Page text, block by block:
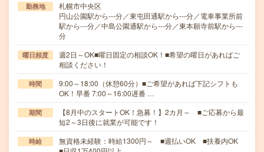
勤務地
札幌市中央区
円山公園駅から---分／東屯田通駅から---分／電車事業所前
駅から---分／中島公園通駅から---分／東本願寺前駅から---
分
曜日頻度
週2日～OK■曜日固定の相談OK！■希望の曜日があればご
相談ください！
時間
9:00～18:00（休憩60分）■ご希望があれば下記シフトも
OK！早番 7:00～16:00遅番 …
期間
【8月中のスタートOK！急募！】2カ月～ ■ご応募から最
短2～3日後に就業が可能です！
時給
無資格未経験：時給1300円～ ■週払いOK ■扶養内OK